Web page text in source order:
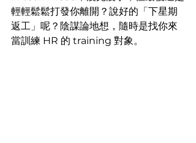
輕輕鬆鬆打發你離開？說好的「下星期
返工」呢？陰謀論地想，隨時是找你來
當訓練 HR 的 training 對象。